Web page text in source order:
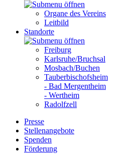
Organe des Vereins
Leitbild
Standorte
Freiburg
Karlsruhe/Bruchsal
Mosbach/Buchen
Tauberbischofsheim
- Bad Mergentheim
- Wertheim
Radolfzell
Presse
Stellenangebote
Spenden
Förderung